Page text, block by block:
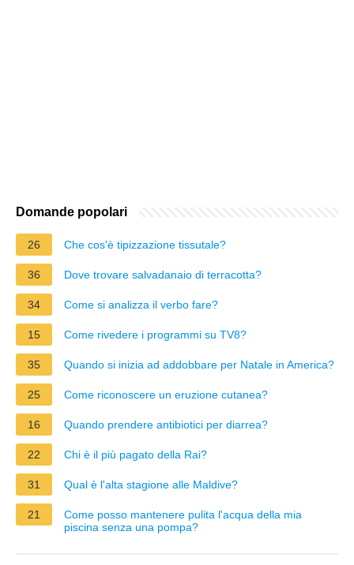
Domande popolari
26 Che cos'è tipizzazione tissutale?
36 Dove trovare salvadanaio di terracotta?
34 Come si analizza il verbo fare?
15 Come rivedere i programmi su TV8?
35 Quando si inizia ad addobbare per Natale in America?
25 Come riconoscere un eruzione cutanea?
16 Quando prendere antibiotici per diarrea?
22 Chi è il più pagato della Rai?
31 Qual è l'alta stagione alle Maldive?
21
Come posso mantenere pulita l'acqua della mia
piscina senza una pompa?